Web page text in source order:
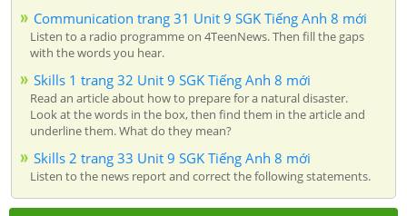
Communication trang 31 Unit 9 SGK Tiếng Anh 8 mới
Listen to a radio programme on 4TeenNews. Then fill the gaps
with the words you hear.
Skills 1 trang 32 Unit 9 SGK Tiếng Anh 8 mới
Read an article about how to prepare for a natural disaster.
Look at the words in the box, then find them in the article and
underline them. What do they mean?
Skills 2 trang 33 Unit 9 SGK Tiếng Anh 8 mới
Listen to the news report and correct the following statements.